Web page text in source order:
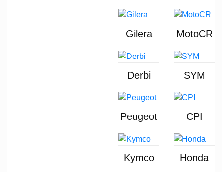
Gilera MotoCR
Derbi SYM
Peugeot CPI
Kymco Honda